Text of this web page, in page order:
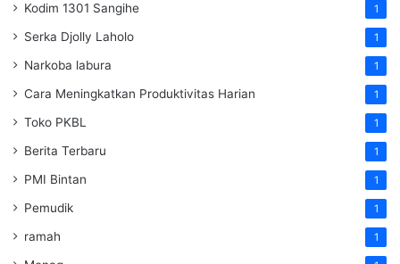
Kodim 1301 Sangihe 1
Serka Djolly Laholo 1
Narkoba labura 1
Cara Meningkatkan Produktivitas Harian 1
Toko PKBL 1
Berita Terbaru 1
PMI Bintan 1
Pemudik 1
ramah 1